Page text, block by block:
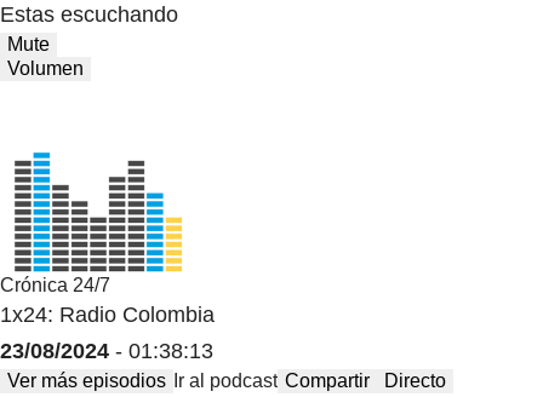
Estas escuchando
Mute
Volumen
Crónica 24/7
1x24: Radio Colombia
23/08/2024 - 01:38:13
Ver más episodios Ir al podcast Compartir Directo